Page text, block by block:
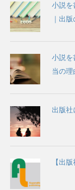
小説を
｜出
小説を
当の理
出版
【出